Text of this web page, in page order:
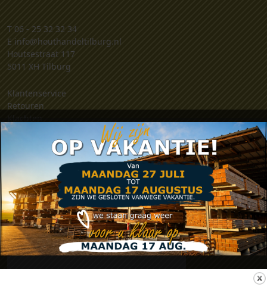
T 06 - 25 32 32 34
E info@houthandeltilburg.nl
Houtsestraat 117
5011 XH Tilburg
Klantenservice
Retouren
Contact
Algemene voorwaarden
Privacy verklaring
Zakelijk account aanvragen
.